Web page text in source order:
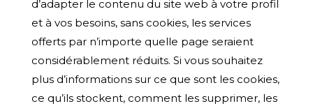
d’adapter le contenu du site web à votre profil
et à vos besoins, sans cookies, les services
offerts par n’importe quelle page seraient
considérablement réduits. Si vous souhaitez
plus d’informations sur ce que sont les cookies,
ce qu’ils stockent, comment les supprimer, les